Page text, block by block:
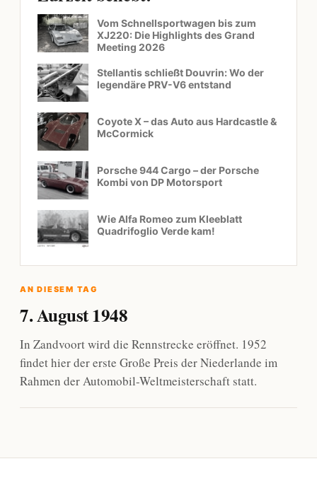
Vom Schnellsportwagen bis zum
XJ220: Die Highlights des Grand
Meeting 2026
Stellantis schließt Douvrin: Wo der
legendäre PRV-V6 entstand
Coyote X – das Auto aus Hardcastle &
McCormick
Porsche 944 Cargo – der Porsche
Kombi von DP Motorsport
Wie Alfa Romeo zum Kleeblatt
Quadrifoglio Verde kam!
AN DIESEM TAG
7. August 1948
In Zandvoort wird die Rennstrecke eröffnet. 1952
findet hier der erste Große Preis der Niederlande im
Rahmen der Automobil-Weltmeisterschaft statt.